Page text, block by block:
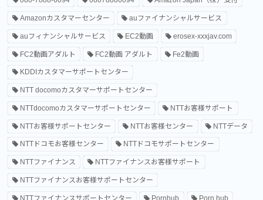
Amazonカスタマーセンター auファイナンシャルサービス
auフィナンシャルサービス EC2動画 erosex-xxxjav.com
FC2動画アダルト FC2動画 アダルト Fe2動画
KDDIカスタマーサポートセンター
NTT docomoカスタマーサポートセンター
NTTdocomoカスタマーサポートセンター NTTお客様サポート
NTTお客様サポートセンター NTTお客様センター NTTデータ
NTTドコモお客様センター NTTドコモサポートセンター
NTTファイナンス NTTファイナンスお客様サポート
NTTファイナンスお客様サポートセンター
NTTファイナンスサポートセンター Pornhub Porn hub